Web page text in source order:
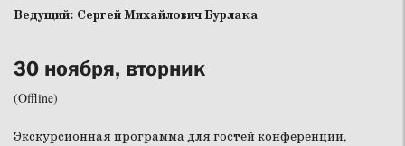
Ведущий: Сергей Михайлович Бурлака
30 ноября, вторник
(Offline)
Экскурсионная программа для гостей конференции,